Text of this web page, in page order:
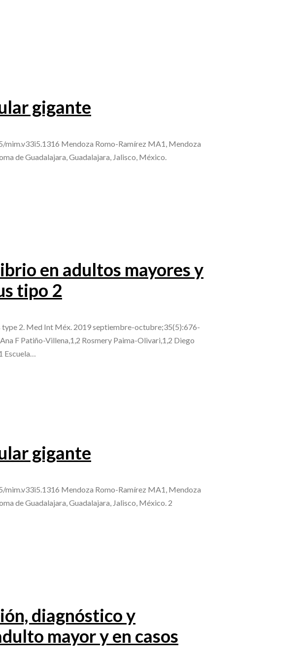
gigante
Mendoza Romo-Ramírez MA1, Mendoza
de Guadalajara, Guadalajara, Jalisco, México.
en adultos mayores y
tipo 2
2. Med Int Méx. 2019 septiembre-octubre;35(5):676-
F Patiño-Villena,1,2 Rosmery Paima-Olivari,1,2 Diego
Escuela…
gigante
Mendoza Romo-Ramírez MA1, Mendoza
de Guadalajara, Guadalajara, Jalisco, México. 2
diagnóstico y
mayor y en casos